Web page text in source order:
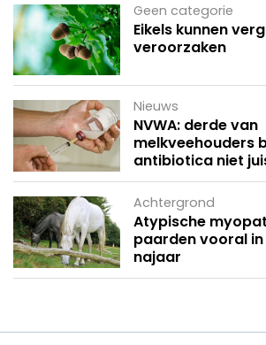
Geen categorie
Eikels kunnen
veroorzaken
Nieuws
NVWA: derde van
melkveehouders
antibiotica niet
Achtergrond
Atypische
paarden vooral
najaar